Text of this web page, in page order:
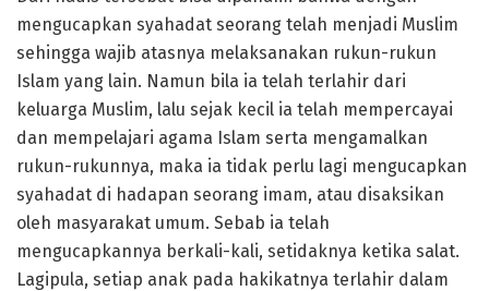
mengucapkan syahadat seorang telah menjadi Muslim
sehingga wajib atasnya melaksanakan rukun-rukun
Islam yang lain. Namun bila ia telah terlahir dari
keluarga Muslim, lalu sejak kecil ia telah mempercayai
dan mempelajari agama Islam serta mengamalkan
rukun-rukunnya, maka ia tidak perlu lagi mengucapkan
syahadat di hadapan seorang imam, atau disaksikan
oleh masyarakat umum. Sebab ia telah
mengucapkannya berkali-kali, setidaknya ketika salat.
Lagipula, setiap anak pada hakikatnya terlahir dalam